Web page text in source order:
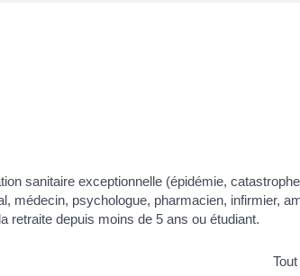
sanitaire exceptionnelle (épidémie,
médecin, psychologue, pharmacien, infirmier,
retraite depuis moins de 5 ans ou étudiant.